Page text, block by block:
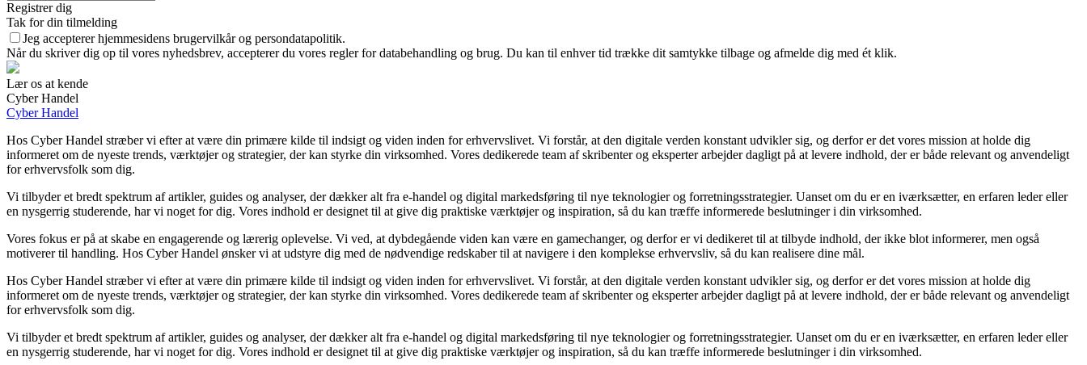
Registrer dig
Tak for din tilmelding
Jeg accepterer hjemmesidens brugervilkår og persondatapolitik.
Når du skriver dig op til vores nyhedsbrev, accepterer du vores regler for databehandling og brug. Du kan til enhver tid trække dit samtykke tilbage og afmelde dig med ét klik.
Lær os at kende
Cyber Handel
Cyber Handel
Hos Cyber Handel stræber vi efter at være din primære kilde til indsigt og viden inden for erhvervslivet. Vi forstår, at den digitale verden konstant udvikler sig, og derfor er det vores mission at holde dig
informeret om de nyeste trends, værktøjer og strategier, der kan styrke din virksomhed. Vores dedikerede team af skribenter og eksperter arbejder dagligt på at levere indhold, der er både relevant og anvendeligt
for erhvervsfolk som dig.
Vi tilbyder et bredt spektrum af artikler, guides og analyser, der dækker alt fra e-handel og digital markedsføring til nye teknologier og forretningsstrategier. Uanset om du er en iværksætter, en erfaren leder eller
en nysgerrig studerende, har vi noget for dig. Vores indhold er designet til at give dig praktiske værktøjer og inspiration, så du kan træffe informerede beslutninger i din virksomhed.
Vores fokus er på at skabe en engagerende og lærerig oplevelse. Vi ved, at dybdegående viden kan være en gamechanger, og derfor er vi dedikeret til at tilbyde indhold, der ikke blot informerer, men også
motiverer til handling. Hos Cyber Handel ønsker vi at udstyre dig med de nødvendige redskaber til at navigere i den komplekse erhvervsliv, så du kan realisere dine mål.
Hos Cyber Handel stræber vi efter at være din primære kilde til indsigt og viden inden for erhvervslivet. Vi forstår, at den digitale verden konstant udvikler sig, og derfor er det vores mission at holde dig
informeret om de nyeste trends, værktøjer og strategier, der kan styrke din virksomhed. Vores dedikerede team af skribenter og eksperter arbejder dagligt på at levere indhold, der er både relevant og anvendeligt
for erhvervsfolk som dig.
Vi tilbyder et bredt spektrum af artikler, guides og analyser, der dækker alt fra e-handel og digital markedsføring til nye teknologier og forretningsstrategier. Uanset om du er en iværksætter, en erfaren leder eller
en nysgerrig studerende, har vi noget for dig. Vores indhold er designet til at give dig praktiske værktøjer og inspiration, så du kan træffe informerede beslutninger i din virksomhed.